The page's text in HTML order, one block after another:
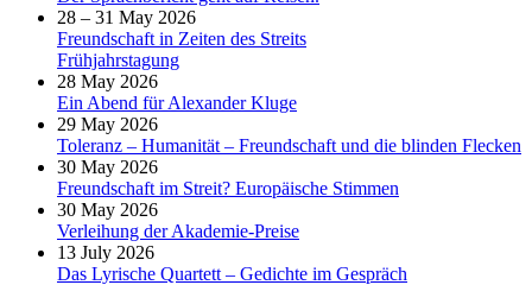
28 – 31 May 2026
Freundschaft in Zeiten des Streits
Frühjahrstagung
28 May 2026
Ein Abend für Alexander Kluge
29 May 2026
Toleranz – Humanität – Freundschaft und die blinden Flecken
30 May 2026
Freundschaft im Streit? Europäische Stimmen
30 May 2026
Verleihung der Akademie-Preise
13 July 2026
Das Lyrische Quartett – Gedichte im Gespräch